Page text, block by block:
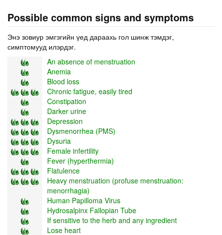
Possible common signs and symptoms
Энэ зовиур эмгэгийн үед дараахь гол шинж тэмдэг,
симптомууд илэрдэг.
An absence of menstruation
Anemia
Blood loss
Chronic fatigue, easily tired
Constipation
Darker urine
Depression
Dysmenorrhea (PMS)
Dysuria
Female infertility
Fever (hyperthermia)
Flatulence
Heavy menstruation (profuse menstruation:
menorrhagia)
Human Papilloma Virus
Hydrosalpinx Fallopian Tube
If sensitive to the herb and any ingredient
Lose heart